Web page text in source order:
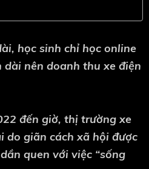
học sinh chỉ học online
nên doanh thu xe điện
đến giờ, thị trường xe
do giãn cách xã hội được
quen với việc “sống